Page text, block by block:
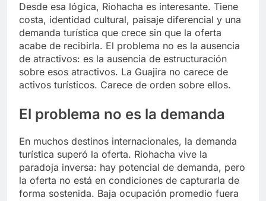
Desde esa lógica, Riohacha es interesante. Tiene
costa, identidad cultural, paisaje diferencial y una
demanda turística que crece sin que la oferta
acabe de recibirla. El problema no es la ausencia
de atractivos: es la ausencia de estructuración
sobre esos atractivos. La Guajira no carece de
activos turísticos. Carece de orden sobre ellos.
El problema no es la demanda
En muchos destinos internacionales, la demanda
turística superó la oferta. Riohacha vive la
paradoja inversa: hay potencial de demanda, pero
la oferta no está en condiciones de capturarla de
forma sostenida. Baja ocupación promedio fuera